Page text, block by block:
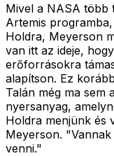
Mivel a NASA több
Artemis
Holdra, Meyerson
van itt az ideje,
erőforrásokra
alapítson. Ez
Talán még ma sem
nyersanyag,
Holdra menjünk és
Meyerson.
venni."